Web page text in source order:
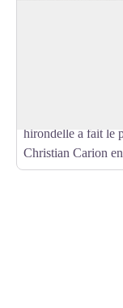
hirondelle a fait le
Christian Carion